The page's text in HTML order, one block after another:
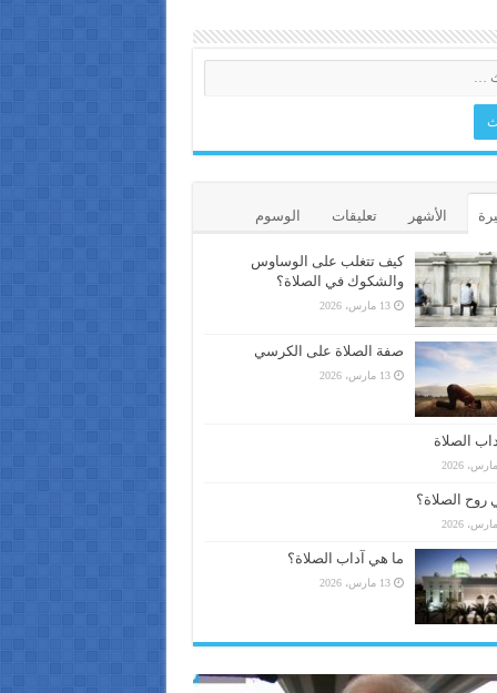
الأشهر تعليقات الوسوم
كيف تتغلب على الوساوس
والشكوك في الصلاة؟
13 مارس، 2026
صفة الصلاة على الكرسي
13 مارس، 2026
الصلاة
روح الصلاة؟
ما هي آداب الصلاة؟
13 مارس، 2026